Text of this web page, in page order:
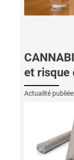
et risque
Actualité publiée